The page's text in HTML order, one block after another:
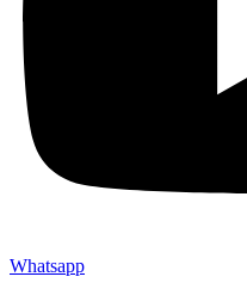
Whatsapp